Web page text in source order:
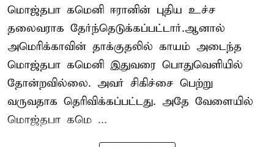
மொஜ்தபா கமெனி ஈரானின் புதிய உச்ச
தலைவராக தேர்ந்தெடுக்கப்பட்டார்.ஆனால்
அமெரிக்காவின் தாக்குதலில் காயம் அடைந்த
மொஜ்தபா கமெனி இதுவரை பொதுவெளியில்
தோன்றவில்லை. அவர் சிகிச்சை பெற்று
வருவதாக தெரிவிக்கப்பட்டது. அதே வேளையில்
மொஜ்தபா கமெ ...